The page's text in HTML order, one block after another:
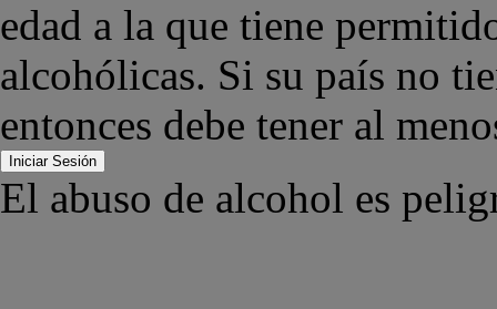
edad a la que tiene
alcohólicas. Si su país no
entonces debe tener al
Iniciar Sesión
El abuso de alcohol es